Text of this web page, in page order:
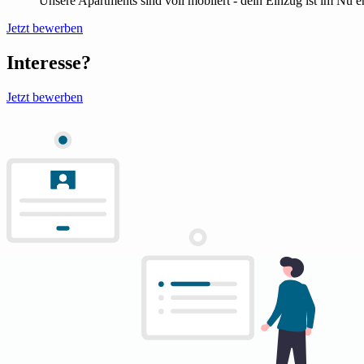
Jetzt bewerben
Interesse?
Jetzt bewerben